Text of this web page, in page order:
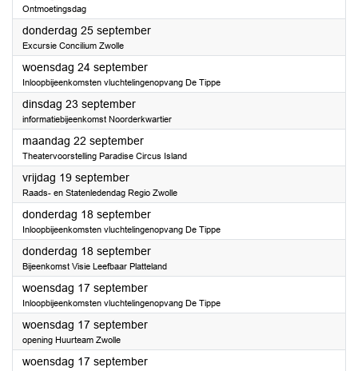
Ontmoetingsdag
donderdag 25 september2025
Excursie Concilium Zwolle
woensdag 24 september2025
Inloopbijeenkomsten vluchtelingenopvang De Tippe
dinsdag 23 september2025
informatiebijeenkomst Noorderkwartier
maandag 22 september2025
Theatervoorstelling Paradise Circus Island
vrijdag 19 september2025
Raads- en Statenledendag Regio Zwolle
donderdag 18 september2025
Inloopbijeenkomsten vluchtelingenopvang De Tippe
donderdag 18 september2025
Bijeenkomst Visie Leefbaar Platteland
woensdag 17 september2025
Inloopbijeenkomsten vluchtelingenopvang De Tippe
woensdag 17 september2025
opening Huurteam Zwolle
woensdag 17 september2025